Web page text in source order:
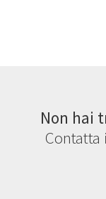
Non hai
Contatta